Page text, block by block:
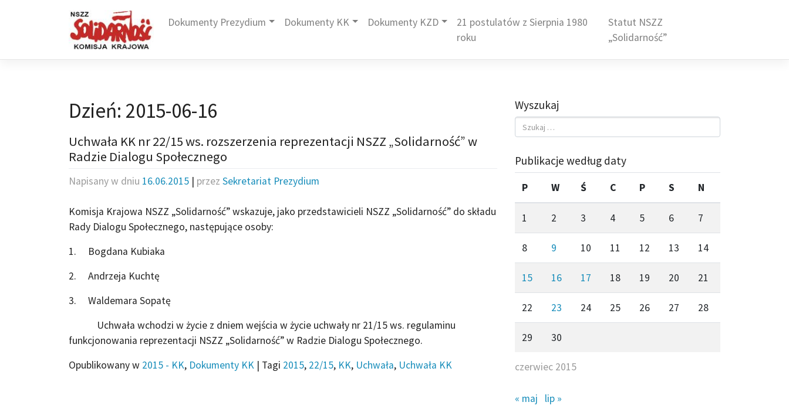
Dokumenty Prezydium Dokumenty KK Dokumenty KZD
21 postulatów z Sierpnia 1980
roku
Statut NSZZ
„Solidarność”
Dzień: 2015-06-16
Uchwała KK nr 22/15 ws. rozszerzenia reprezentacji NSZZ „Solidarność” w
Radzie Dialogu Społecznego
Napisany w dniu 16.06.2015 | przez Sekretariat Prezydium
Komisja Krajowa NSZZ „Solidarność” wskazuje, jako przedstawicieli NSZZ „Solidarność” do składu
Rady Dialogu Społecznego, następujące osoby:
1. Bogdana Kubiaka
2. Andrzeja Kuchtę
3. Waldemara Sopatę
Uchwała wchodzi w życie z dniem wejścia w życie uchwały nr 21/15 ws. regulaminu
funkcjonowania reprezentacji NSZZ „Solidarność” w Radzie Dialogu Społecznego.
Opublikowany w 2015 - KK, Dokumenty KK | Tagi 2015, 22/15, KK, Uchwała, Uchwała KK
Wyszukaj
Publikacje według daty
czerwiec 2015
P W Ś C P S N
1 2 3 4 5 6 7
8 9 10 11 12 13 14
15 16 17 18 19 20 21
22 23 24 25 26 27 28
29 30
« maj lip »